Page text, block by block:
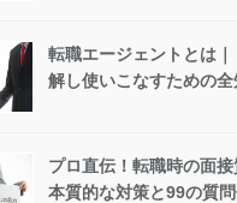
転職エージェントとは
解し使いこなすための全
プロ直伝！転職時の面
本質的な対策と99の質問